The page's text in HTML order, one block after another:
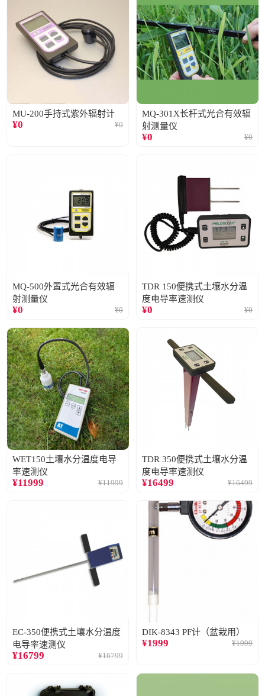
MU-200手持式紫外辐射计
¥0 ¥0
MQ-301X长杆式光合有效辐
射测量仪
¥0 ¥0
MQ-500外置式光合有效辐
射测量仪
¥0 ¥0
TDR 150便携式土壤水分温
度电导率速测仪
¥0 ¥0
WET150土壤水分温度电导
率速测仪
¥11999 ¥11999
TDR 350便携式土壤水分温
度电导率速测仪
¥16499 ¥16499
EC-350便携式土壤水分温度
电导率速测仪
¥16799 ¥16799
DIK-8343 PF计（盆栽用）
¥1999 ¥1999